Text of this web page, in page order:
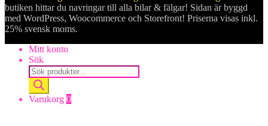
butiken hittar du navringar till alla bilar & fälgar! Sidan är byggd
med WordPress, Woocommerce och Storefront! Priserna visas inkl.
25% svensk moms.
Mitt konto
Sök
Products
search
Varukorg 0